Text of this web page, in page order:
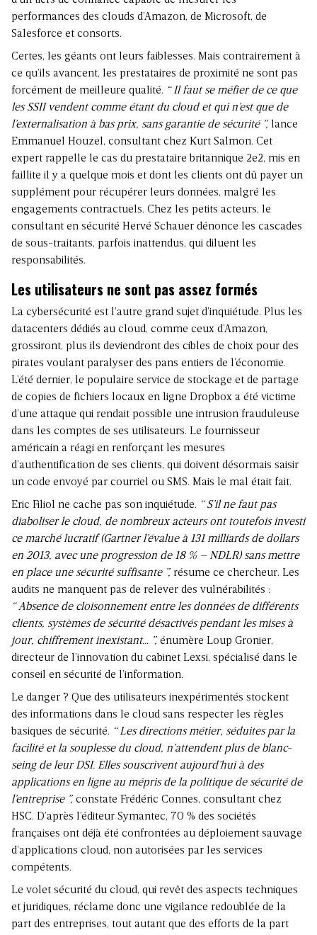
performances des clouds d’Amazon, de Microsoft, de
Salesforce et consorts.
Certes, les géants ont leurs faiblesses. Mais contrairement à
ce qu’ils avancent, les prestataires de proximité ne sont pas
forcément de meilleure qualité. “ Il faut se méfier de ce que
les SSII vendent comme étant du cloud et qui n’est que de
l’externalisation à bas prix, sans garantie de sécurité ”, lance
Emmanuel Houzel, consultant chez Kurt Salmon. Cet
expert rappelle le cas du prestataire britannique 2e2, mis en
faillite il y a quelque mois et dont les clients ont dû payer un
supplément pour récupérer leurs données, malgré les
engagements contractuels. Chez les petits acteurs, le
consultant en sécurité Hervé Schauer dénonce les cascades
de sous-traitants, parfois inattendus, qui diluent les
responsabilités.
Les utilisateurs ne sont pas assez formés
La cybersécurité est l’autre grand sujet d’inquiétude. Plus les
datacenters dédiés au cloud, comme ceux d’Amazon,
grossiront, plus ils deviendront des cibles de choix pour des
pirates voulant paralyser des pans entiers de l’économie.
L’été dernier, le populaire service de stockage et de partage
de copies de fichiers locaux en ligne Dropbox a été victime
d’une attaque qui rendait possible une intrusion frauduleuse
dans les comptes de ses utilisateurs. Le fournisseur
américain a réagi en renforçant les mesures
d’authentification de ses clients, qui doivent désormais saisir
un code envoyé par courriel ou SMS. Mais le mal était fait.
Eric Filiol ne cache pas son inquiétude. “ S’il ne faut pas
diaboliser le cloud, de nombreux acteurs ont toutefois investi
ce marché lucratif (Gartner l’évalue à 131 milliards de dollars
en 2013, avec une progression de 18 % – NDLR) sans mettre
en place une sécurité suffisante ”, résume ce chercheur. Les
audits ne manquent pas de relever des vulnérabilités :
“ Absence de cloisonnement entre les données de différents
clients, systèmes de sécurité désactivés pendant les mises à
jour, chiffrement inexistant… ”, énumère Loup Gronier,
directeur de l’innovation du cabinet Lexsi, spécialisé dans le
conseil en sécurité de l’information.
Le danger ? Que des utilisateurs inexpérimentés stockent
des informations dans le cloud sans respecter les règles
basiques de sécurité. “ Les directions métier, séduites par la
facilité et la souplesse du cloud, n’attendent plus de blanc-
seing de leur DSI. Elles souscrivent aujourd’hui à des
applications en ligne au mépris de la politique de sécurité de
l’entreprise ”, constate Frédéric Connes, consultant chez
HSC. D’après l’éditeur Symantec, 70 % des sociétés
françaises ont déjà été confrontées au déploiement sauvage
d’applications cloud, non autorisées par les services
compétents.
Le volet sécurité du cloud, qui revêt des aspects techniques
et juridiques, réclame donc une vigilance redoublée de la
part des entreprises, tout autant que des efforts de la part